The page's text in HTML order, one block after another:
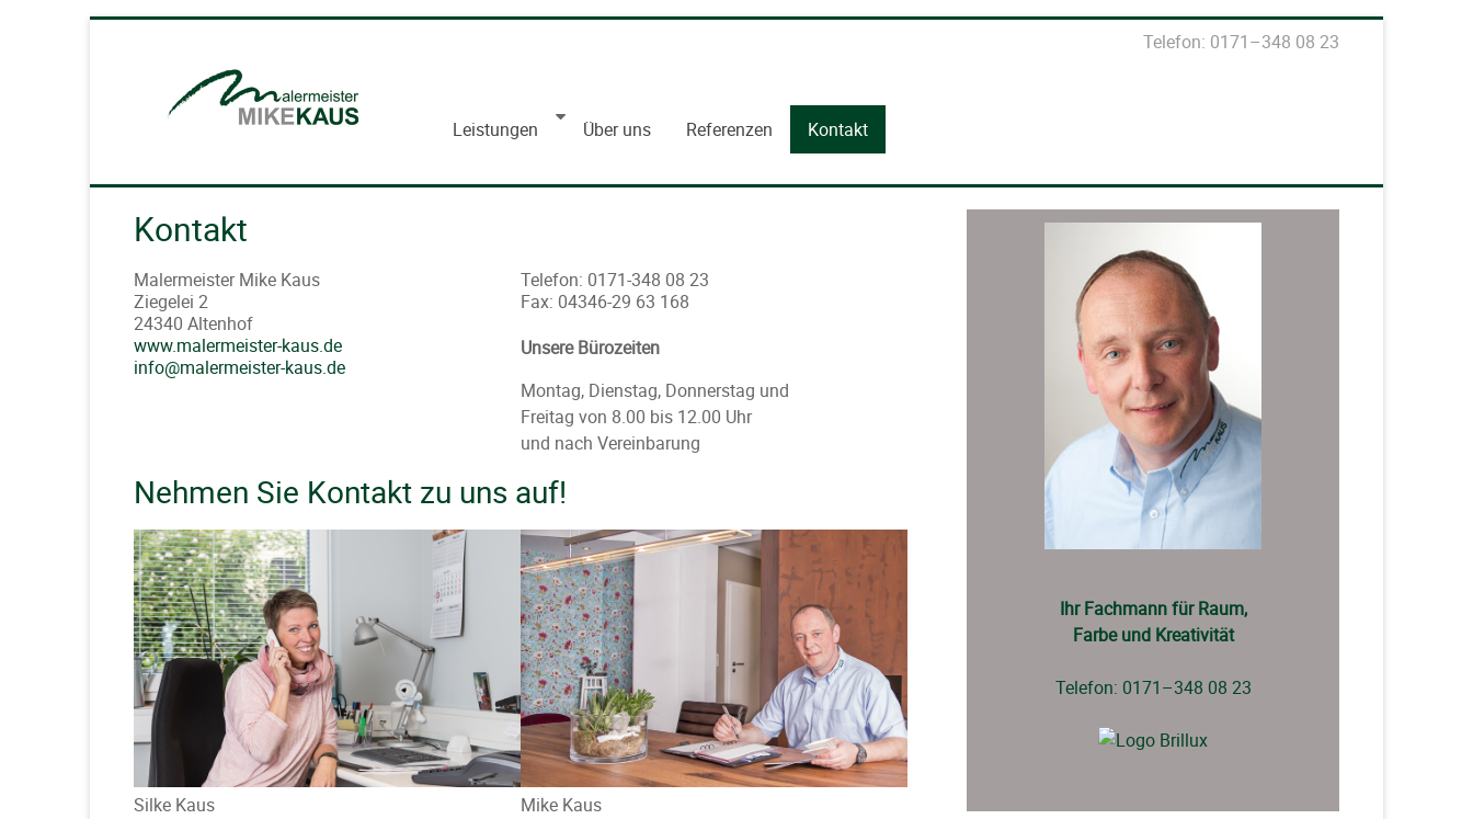
Telefon: 0171–348 08 23
Leistungen Über uns Referenzen Kontakt
Kontakt
Malermeister Mike Kaus
Ziegelei 2
24340 Altenhof
Telefon: 0171-348 08 23
Fax: 04346-29 63 168
www.malermeister-kaus.de
info@malermeister-kaus.de
Unsere Bürozeiten
Montag, Dienstag, Donnerstag und
Freitag von 8.00 bis 12.00 Uhr
und nach Vereinbarung
Nehmen Sie Kontakt zu uns auf!
Silke Kaus
Mike Kaus
Ihr Fachmann für Raum,
Farbe und Kreativität
Telefon: 0171–348 08 23